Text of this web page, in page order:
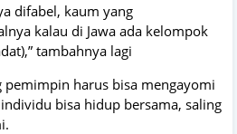
difabel, kaum yang
kalau di Jawa ada kelompok
tambahnya lagi
harus bisa mengayomi
bisa hidup bersama, saling